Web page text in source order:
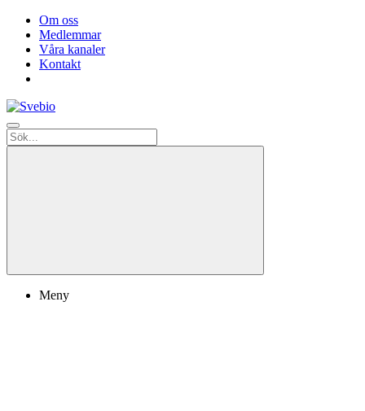
Om oss
Medlemmar
Våra kanaler
Kontakt
Meny